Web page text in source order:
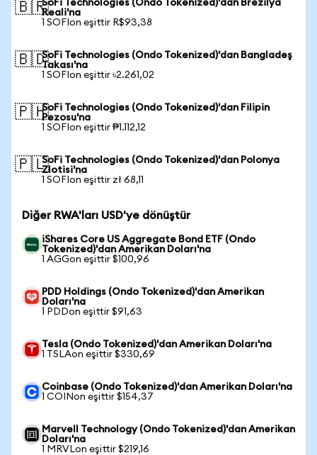
🇧🇷SoFi Technologies (Ondo Tokenized)'dan Brezilya
Reali'na
1 SOFIon eşittir R$93,38
🇧🇩SoFi Technologies (Ondo Tokenized)'dan Bangladeş
Takası'na
1 SOFIon eşittir ৳2.261,02
🇵🇭SoFi Technologies (Ondo Tokenized)'dan Filipin
Pezosu'na
1 SOFIon eşittir ₱1.112,12
🇵🇱SoFi Technologies (Ondo Tokenized)'dan Polonya
Zlotisi'na
1 SOFIon eşittir zł 68,11
Diğer RWA'ları USD'ye dönüştür
iShares Core US Aggregate Bond ETF (Ondo
Tokenized)'dan Amerikan Doları'na
1 AGGon eşittir $100,96
PDD Holdings (Ondo Tokenized)'dan Amerikan
Doları'na
1 PDDon eşittir $91,63
Tesla (Ondo Tokenized)'dan Amerikan Doları'na
1 TSLAon eşittir $330,69
Coinbase (Ondo Tokenized)'dan Amerikan Doları'na
1 COINon eşittir $154,37
Marvell Technology (Ondo Tokenized)'dan Amerikan
Doları'na
1 MRVLon eşittir $219,16